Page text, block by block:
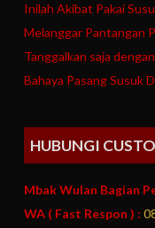
Inilah Akibat Pakai
Melanggar Pantangan
Tanggalkan saja
Bahaya Pasang Susuk
HUBUNGI
Mbak Wulan Bagian
WA ( Fast Respon ) :